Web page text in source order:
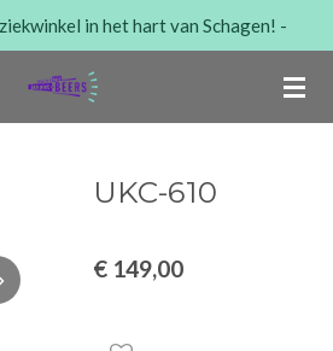
in het hart van Schagen! -
UKC-610
€ 149,00